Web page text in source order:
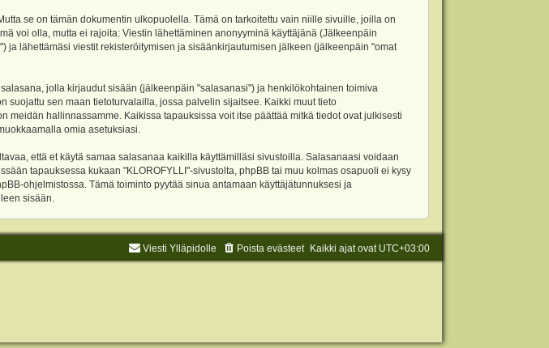
se on tämän dokumentin ulkopuolella. Tämä on tarkoitettu vain niille sivuille, joilla on
voi olla, mutta ei rajoita: Viestin lähettäminen anonyyminä käyttäjänä (Jälkeenpäin
ja lähettämäsi viestit rekisteröitymisen ja sisäänkirjautumisen jälkeen (jälkeenpäin "omat
jolla kirjaudut sisään (jälkeenpäin "salasanasi") ja henkilökohtainen toimiva
suojattu sen maan tietoturvalailla, jossa palvelin sijaitsee. Kaikki muut tieto
hallinnassamme. Kaikissa tapauksissa voit itse päättää mitkä tiedot ovat julkisesti
omia asetuksiasi.
että et käytä samaa salasanaa kaikilla käyttämilläsi sivustoilla. Salasanaasi voidaan
tapauksessa kukaan "KLOROFYLLI"-sivustolta, phpBB tai muu kolmas osapuoli ei kysy
ohjelmistossa. Tämä toiminto pyytää sinua antamaan käyttäjätunnuksesi ja
sisään.
Kaikki ajat ovat UTC+03:00
Poista evästeet
Viesti Ylläpidolle